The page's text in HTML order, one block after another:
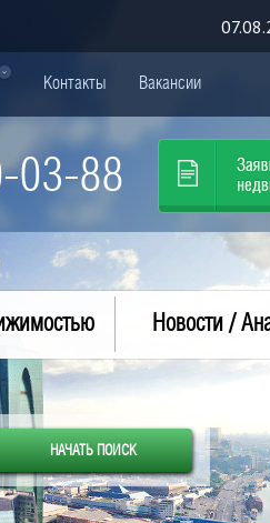
Контакты Вакансии
03-88
Новости /